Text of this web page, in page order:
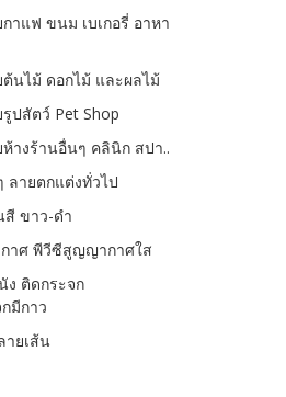
าแฟ ขนม เบเกอรี่ อาหา
นไม้ ดอกไม้ และผลไม้
ปสัตว์ Pet Shop
างร้านอื่นๆ คลินิก สปา..
ลายตกแต่งทั่วไป
สี ขาว-ดำ
าศ พีวีซีสูญญากาศใส
ง ติดกระจก
มีกาว
ายเส้น